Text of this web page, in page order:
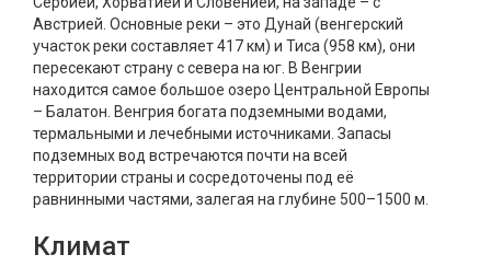
Австрией. Основные реки – это Дунай (венгерский
участок реки составляет 417 км) и Тиса (958 км), они
пересекают страну с севера на юг. В Венгрии
находится самое большое озеро Центральной Европы
– Балатон. Венгрия богата подземными водами,
термальными и лечебными источниками. Запасы
подземных вод встречаются почти на всей
территории страны и сосредоточены под её
равнинными частями, залегая на глубине 500–1500 м.
Климат